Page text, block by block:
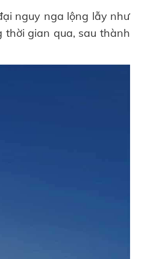
nguy nga lộng lẫy như
thời gian qua, sau thành